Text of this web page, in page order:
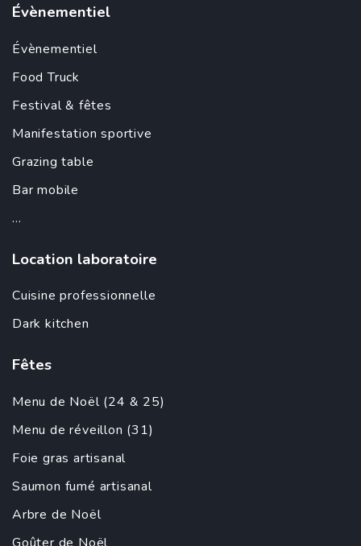
Évènementiel
Évènementiel
Food Truck
Festival & fêtes
Manifestation sportive
Grazing table
Bar mobile
...
Location laboratoire
Cuisine professionnelle
Dark kitchen
Fêtes
Menu de Noël (24 & 25)
Menu de réveillon (31)
Foie gras artisanal
Saumon fumé artisanal
Arbre de Noël